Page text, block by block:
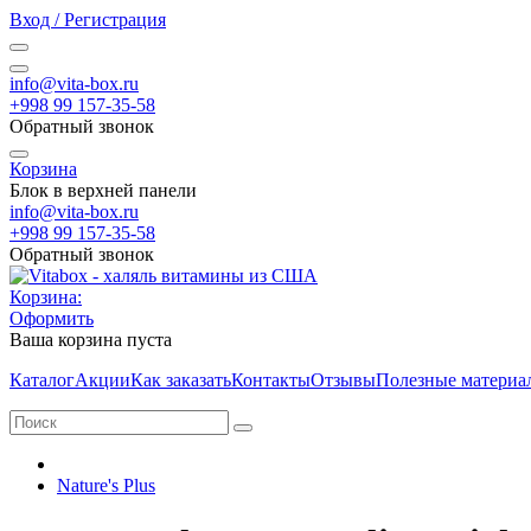
Вход / Регистрация
info@vita-box.ru
+998 99 157-35-58
Обратный звонок
Корзина
Блок в верхней панели
info@vita-box.ru
+998 99 157-35-58
Обратный звонок
Корзина:
Оформить
Ваша корзина пуста
КаталогАкцииКак заказатьКонтактыОтзывыПолезные
Nature's Plus